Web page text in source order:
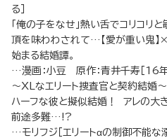
る］
「俺の子をなせ」熱い舌でコリコリ
頂を味わわされて…【愛が重い鬼】
始まる結婚譚。
…漫画：小豆 原作：青井千寿［16
～XLなエリート捜査官と契約結婚～］
ハーフな彼と擬似結婚！ アレの大
前途多難…!?
…モリフジ［エリートαの制御不能